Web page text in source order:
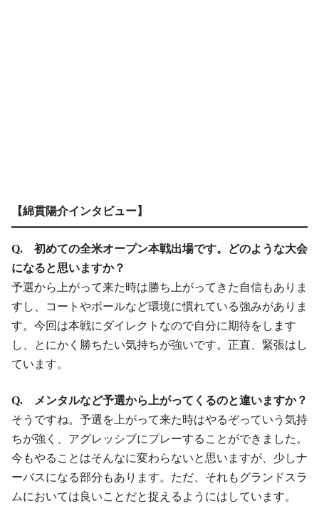
【綿貫陽介インタビュー】
Q. 初めての全米オープン本戦出場です。どのような大会
になると思いますか？
予選から上がって来た時は勝ち上がってきた自信もありま
すし、コートやボールなど環境に慣れている強みがありま
す。今回は本戦にダイレクトなので自分に期待をします
し、とにかく勝ちたい気持ちが強いです。正直、緊張はし
ています。
Q. メンタルなど予選から上がってくるのと違いますか？
そうですね。予選を上がって来た時はやるぞっていう気持
ちが強く、アグレッシブにプレーすることができました。
今もやることはそんなに変わらないと思いますが、少しナ
ーバスになる部分もあります。ただ、それもグランドスラ
ムにおいては良いことだと捉えるようにはしています。